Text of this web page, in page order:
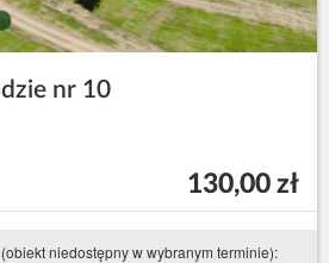
nr 10
130,00 zł
(obiekt niedostępny w wybranym terminie):